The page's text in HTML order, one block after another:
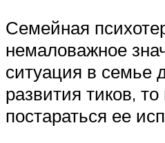
Семейная
немаловажное
ситуация в семье
развития тиков,
постараться ее